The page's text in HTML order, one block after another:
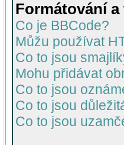
Formátování
Co je BBCode?
Můžu používat
Co to jsou
Mohu přidávat
Co to jsou
Co to jsou
Co to jsou